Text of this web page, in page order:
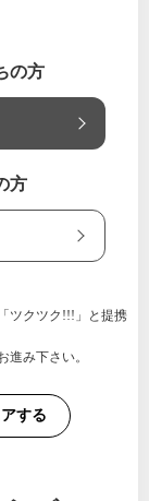
の方
方
ツクツク!!!」と提携
進み下さい。
する